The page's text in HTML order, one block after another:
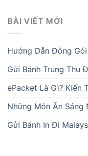
BÀI VIẾT MỚI
Hướng Dẫn Đóng
Gửi Bánh Trung Thu
ePacket Là Gì? Kiến
Những Món Ăn Sáng
Gửi Bánh In Đi